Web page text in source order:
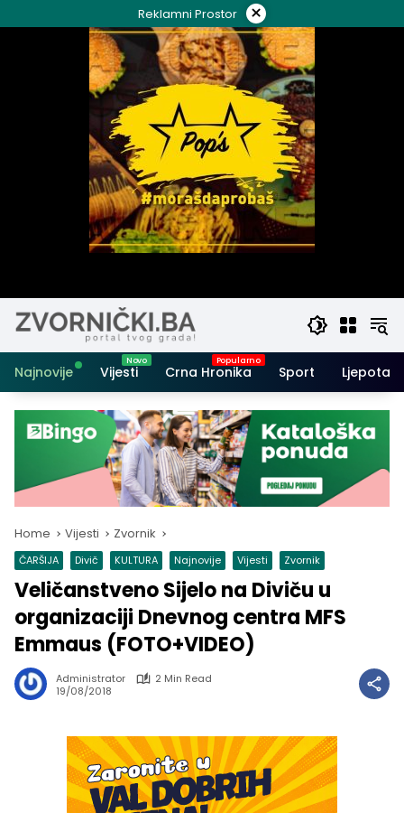
to
Reklamni Prostor ×
Najnovije Vijesti Crna Hronika Sport Ljepota i
Home Vijesti Zvornik
ČARŠIJA Divič KULTURA Najnovije Vijesti Zvornik
Veličanstveno Sijelo na Diviču u
organizaciji Dnevnog centra MFS
Emmaus (FOTO+VIDEO)
Administrator
2 Min Read
19/08/2018